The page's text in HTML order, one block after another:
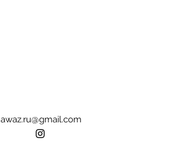
awaz.ru@gmail.com